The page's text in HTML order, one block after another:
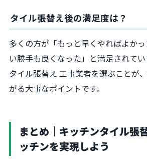
タイル張替え後の満足度は？
多くの方が「もっと早くやればよか
い勝手も良くなった」と満足されて
タイル張替え 工事業者を選ぶことが
がる大事なポイントです。
まとめ｜キッチンタイル張
ッチンを実現しよう